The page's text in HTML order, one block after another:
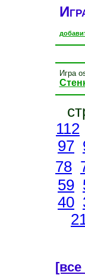
Игра
112
97
78
59
40
21
[все